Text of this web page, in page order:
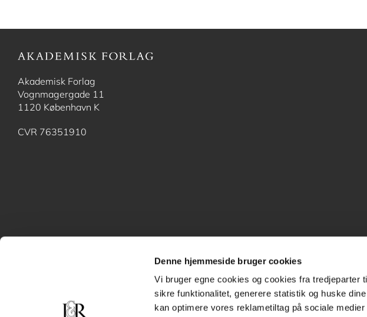
Denne hjemmeside bruger cookies
Vi bruger egne cookies og cookies fra tredjeparter
sikre funktionalitet, generere statistik og huske
kan optimere vores reklametiltag på sociale
Akademisk Forlag
Vognmagergade 11
1120 København K
CVR 76351910